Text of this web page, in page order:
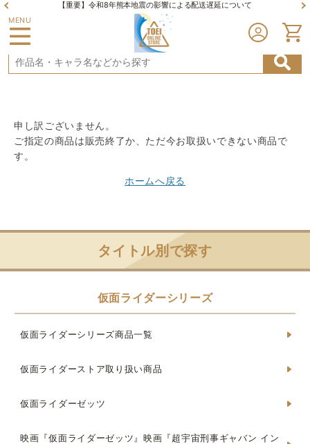
【重要】令和8年熊本地震の影響による配送遅延について
MENU
申し訳ございません。
ご指定の商品は販売終了か、ただ今お取扱いできない商品で
す。
ホームへ戻る
タイトル別で探す
仮面ライダーシリーズ
仮面ライダーシリーズ商品一覧
仮面ライダーストア取り扱い商品
仮面ライダーゼッツ
映画『仮面ライダーゼッツ』映画『超宇宙刑事ギャバン イン